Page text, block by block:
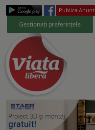
Publica Anunt
Gestionați preferințele